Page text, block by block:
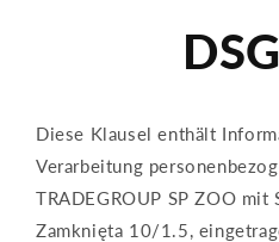
Diese Klausel enthält
Verarbeitung
TRADEGROUP SP ZOO
Zamknięta 10/1.5,